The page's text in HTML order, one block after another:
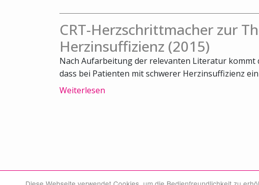
CRT-Herzschrittmacher zur
Herzinsuffizienz (2015)
Nach Aufarbeitung der relevanten Literatur kommt
dass bei Patienten mit schwerer Herzinsuffizienz ein
Weiterlesen